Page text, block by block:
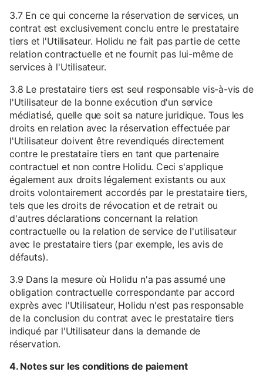
3.7 En ce qui concerne la réservation de services, un
contrat est exclusivement conclu entre le prestataire
tiers et l'Utilisateur. Holidu ne fait pas partie de cette
relation contractuelle et ne fournit pas lui-même de
services à l'Utilisateur.
3.8 Le prestataire tiers est seul responsable vis-à-vis de
l'Utilisateur de la bonne exécution d'un service
médiatisé, quelle que soit sa nature juridique. Tous les
droits en relation avec la réservation effectuée par
l'Utilisateur doivent être revendiqués directement
contre le prestataire tiers en tant que partenaire
contractuel et non contre Holidu. Ceci s'applique
également aux droits légalement existants ou aux
droits volontairement accordés par le prestataire tiers,
tels que les droits de révocation et de retrait ou
d'autres déclarations concernant la relation
contractuelle ou la relation de service de l'utilisateur
avec le prestataire tiers (par exemple, les avis de
défauts).
3.9 Dans la mesure où Holidu n'a pas assumé une
obligation contractuelle correspondante par accord
exprès avec l'Utilisateur, Holidu n'est pas responsable
de la conclusion du contrat avec le prestataire tiers
indiqué par l'Utilisateur dans la demande de
réservation.
4. Notes sur les conditions de paiement